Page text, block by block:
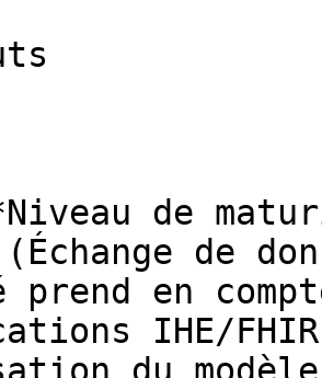
de
(Échange de
prend en
IHE/